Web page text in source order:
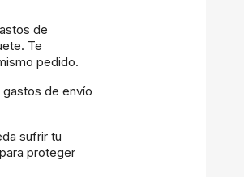
de
Te
pedido.
de envío
sufrir tu
proteger